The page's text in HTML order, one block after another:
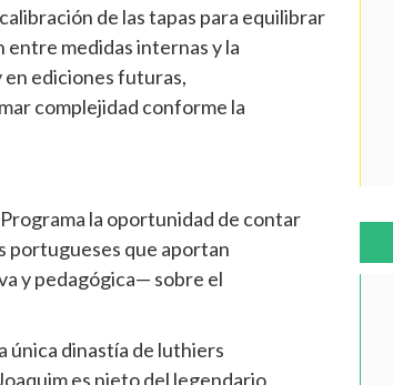
de las tapas para equilibrar
entre medidas internas y la
en ediciones futuras,
complejidad conforme la
la oportunidad de contar
portugueses que aportan
y pedagógica— sobre el
única dinastía de luthiers
es nieto del legendario